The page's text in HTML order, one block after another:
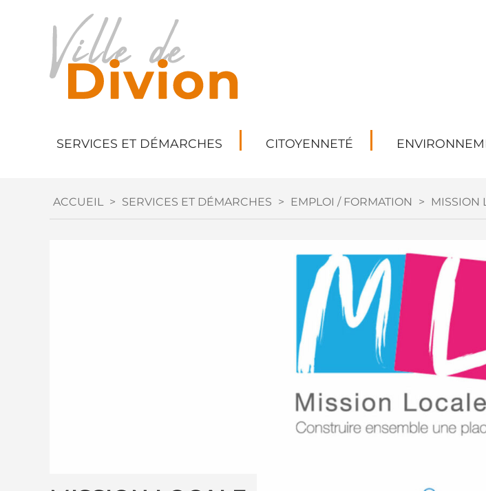
SERVICES ET DÉMARCHES CITOYENNETÉ
ACCUEIL > SERVICES ET DÉMARCHES > EMPLOI / FORMATION > MISSION